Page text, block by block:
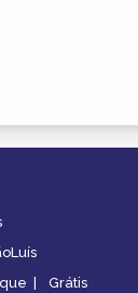
| Grátis